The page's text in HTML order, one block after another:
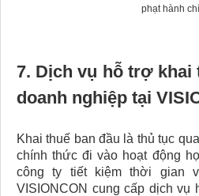
phạt hành
7. Dịch vụ hỗ trợ khai
doanh nghiệp tại
Khai thuế ban đầu là thủ tục
chính thức đi vào hoạt động
công ty tiết kiệm thời gian
VISIONCON cung cấp dịch vụ